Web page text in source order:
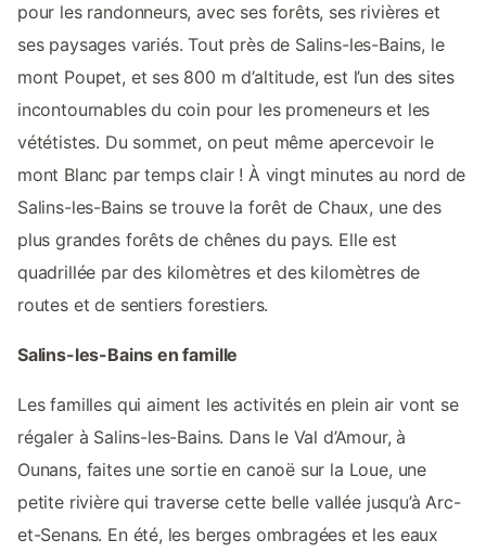
pour les randonneurs, avec ses forêts, ses rivières et
ses paysages variés. Tout près de Salins-les-Bains, le
mont Poupet, et ses 800 m d’altitude, est l’un des sites
incontournables du coin pour les promeneurs et les
vététistes. Du sommet, on peut même apercevoir le
mont Blanc par temps clair ! À vingt minutes au nord de
Salins-les-Bains se trouve la forêt de Chaux, une des
plus grandes forêts de chênes du pays. Elle est
quadrillée par des kilomètres et des kilomètres de
routes et de sentiers forestiers.
Salins-les-Bains en famille
Les familles qui aiment les activités en plein air vont se
régaler à Salins-les-Bains. Dans le Val d’Amour, à
Ounans, faites une sortie en canoë sur la Loue, une
petite rivière qui traverse cette belle vallée jusqu’à Arc-
et-Senans. En été, les berges ombragées et les eaux